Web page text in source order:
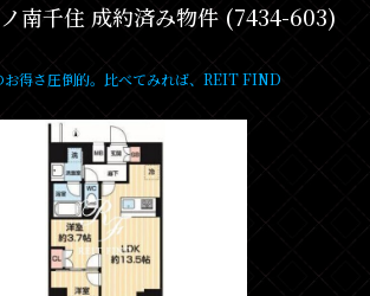
南千住 成約済み物件 (7434-603)
得さ圧倒的。比べてみれば、REIT FIND